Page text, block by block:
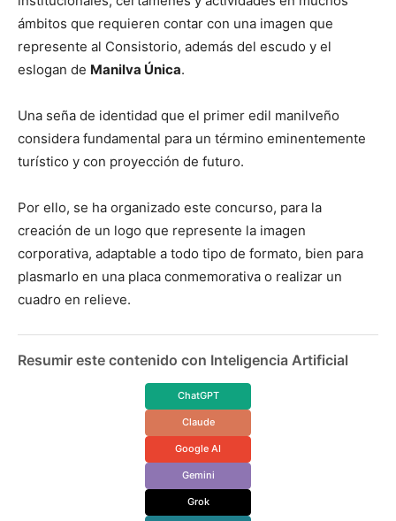
ámbitos que requieren contar con una imagen que
represente al Consistorio, además del escudo y el
eslogan de Manilva Única.
Una seña de identidad que el primer edil manilveño
considera fundamental para un término eminentemente
turístico y con proyección de futuro.
Por ello, se ha organizado este concurso, para la
creación de un logo que represente la imagen
corporativa, adaptable a todo tipo de formato, bien para
plasmarlo en una placa conmemorativa o realizar un
cuadro en relieve.
Resumir este contenido con Inteligencia Artificial
ChatGPT
Claude
Google AI
Gemini
Grok